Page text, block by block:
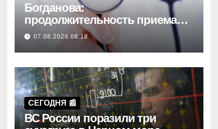
Богданова:
продолжительность приема
врача не является строгим
правилом
07.08.2026 08:18
СЕГОДНЯ 📰
ВС России поразили три